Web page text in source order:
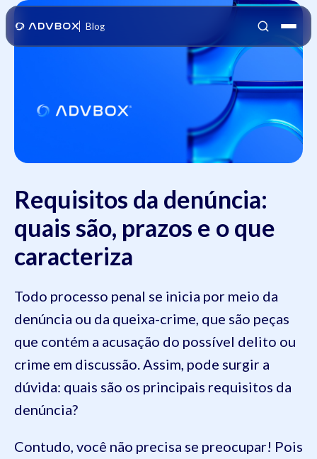
Blog
Requisitos da denúncia:
quais são, prazos e o que
caracteriza
Todo processo penal se inicia por meio da
denúncia ou da queixa-crime, que são peças
que contém a acusação do possível delito ou
crime em discussão. Assim, pode surgir a
dúvida: quais são os principais requisitos da
denúncia?
Contudo, você não precisa se preocupar! Pois